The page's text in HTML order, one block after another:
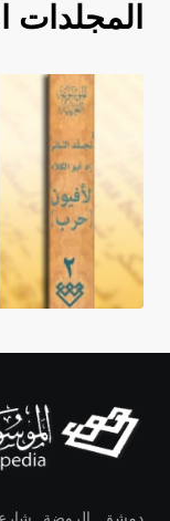
المجلدات